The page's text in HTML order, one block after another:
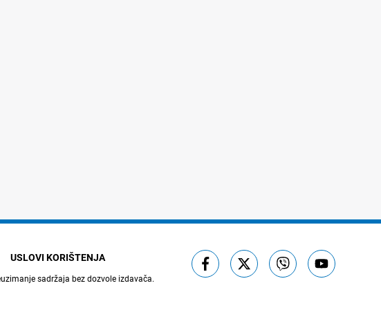
USLOVI KORIŠTENJA
sadržaja bez dozvole izdavača.